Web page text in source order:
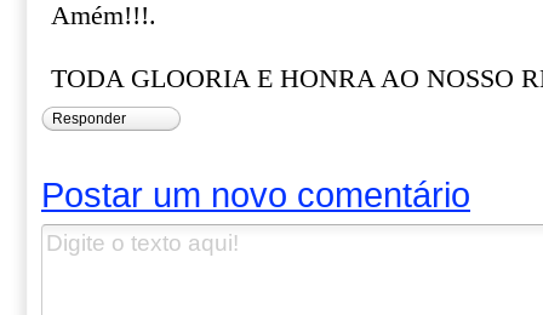
Amém!!!.
TODA GLOORIA E HONRA AO NOSSO
Responder
Postar um novo comentário